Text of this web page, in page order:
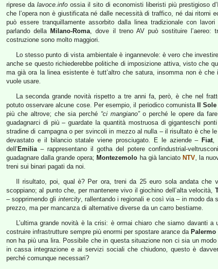
riprese da lavoce.info ossia il sito di economisti liberisti più prestigioso
che l’opera non è giustificata né dalle necessità di traffico, né dai ritorni
può essere tranquillamente assorbito dalla linea tradizionale con
parlando della Milano-Roma, dove il treno AV può sostituire l’aereo:
costruzione sono molto maggiori.
Lo stesso punto di vista ambientale è ingannevole: è vero che
anche se questo richiederebbe politiche di imposizione attiva, visto che
ma già ora la linea esistente è tutt’altro che satura, insomma non è
vuole usare.
La seconda grande novità rispetto a tre anni fa, però, è che nel
potuto osservare alcune cose. Per esempio, il periodico comunista
Il
più che altrove; che sia perché “ci mangiano”o perché le opere da
guadagnarci di più – guardate la quantità mostruosa di giganteschi
stradine di campagna o per svincoli in mezzo al nulla – il risultato è che
devastato e il bilancio statale viene prosciugato. E le aziende – Fiat,
dell’ Emilia– rappresentano il gotha del potere confindustrial-
guadagnare dalla grande opera; Montezemolo ha già lanciato NTV, la
treni sui binari pagati da noi.
Il risultato, poi, qual è? Per ora, treni da 25 euro sola andata che
scoppiano; al punto che, per mantenere vivo il giochino dell’alta velocità,
– sopprimendo gli intercity, rallentando i regionali e così via – in modo da
prezzo, ma per mancanza di alternative diverse da un carro bestiame.
L’ultima grande novità è la crisi: è ormai chiaro che siamo davanti
costruire infrastrutture sempre più enormi per spostare arance da Palermo
non ha più una lira. Possibile che in questa situazione non ci sia un
in cassa integrazione e ai servizi sociali che chiudono, questo è
perché comunque necessari?